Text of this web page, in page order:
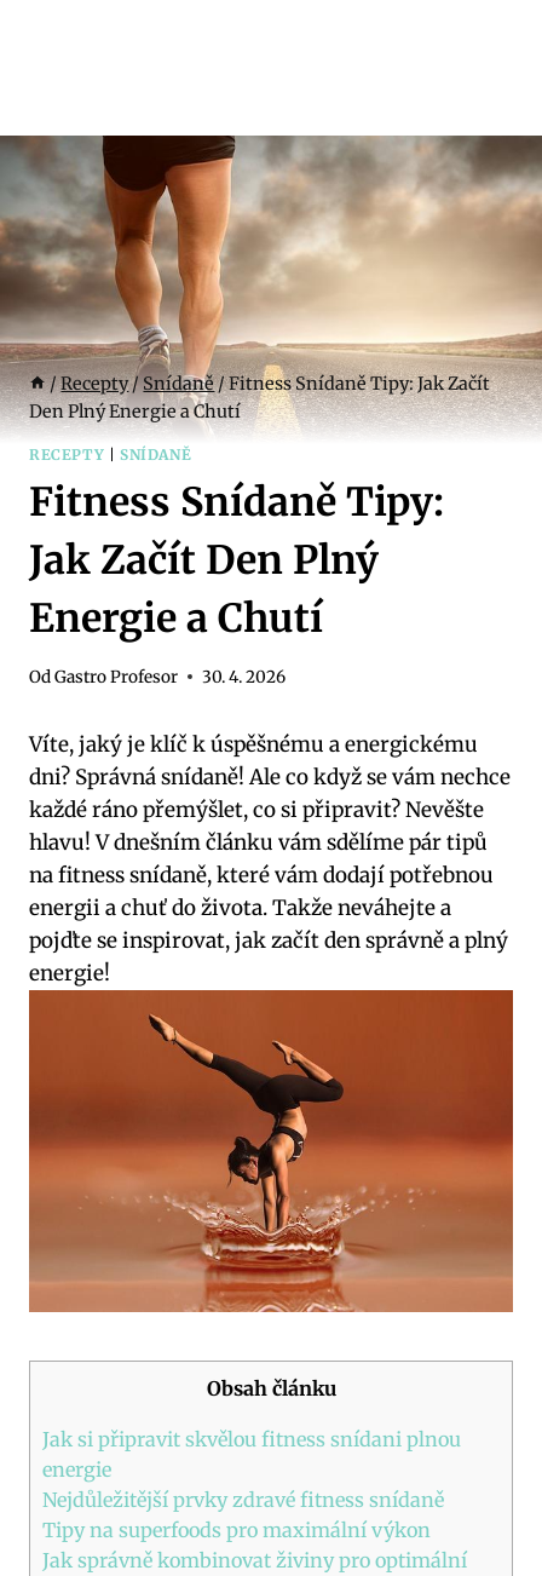
/Recepty/Snídaně/Fitness Snídaně Tipy: Jak Začít
Den Plný Energie a Chutí
RECEPTY SNÍDANĚ
Fitness Snídaně Tipy:
Jak Začít Den Plný
Energie a Chutí
OdGastro Profesor 30. 4. 2026
Víte, jaký je klíč k úspěšnému a energickému
dni? Správná snídaně! Ale co když se vám nechce
každé ráno přemýšlet, co si připravit? Nevěšte
hlavu! V dnešním článku vám sdělíme pár tipů
na fitness snídaně, které vám dodají potřebnou
energii a chuť do života. Takže neváhejte a
pojďte se inspirovat, jak začít den správně a plný
energie!
Obsah článku
Jak si připravit skvělou fitness snídani plnou
energie
Nejdůležitější prvky zdravé fitness snídaně
Tipy na superfoods pro maximální výkon
Jak správně kombinovat živiny pro optimální